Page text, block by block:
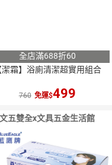
全店滿688折60
潔霜】浴廁清潔超實用組合
760 免運 499
文五雙全x文具五金生活館